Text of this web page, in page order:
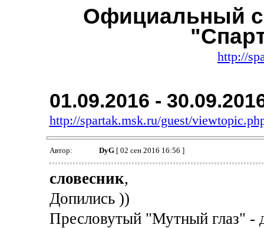
Официальный
http://
01.09.2016 -
http://spartak.msk.ru/guest/
Автор: DyG[ 02 сен 2016 16:56 ]
словесник,
Допились ))
Пресловутый "Мутный глаз" -